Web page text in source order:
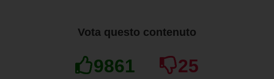
Vota questo contenuto
9861
25